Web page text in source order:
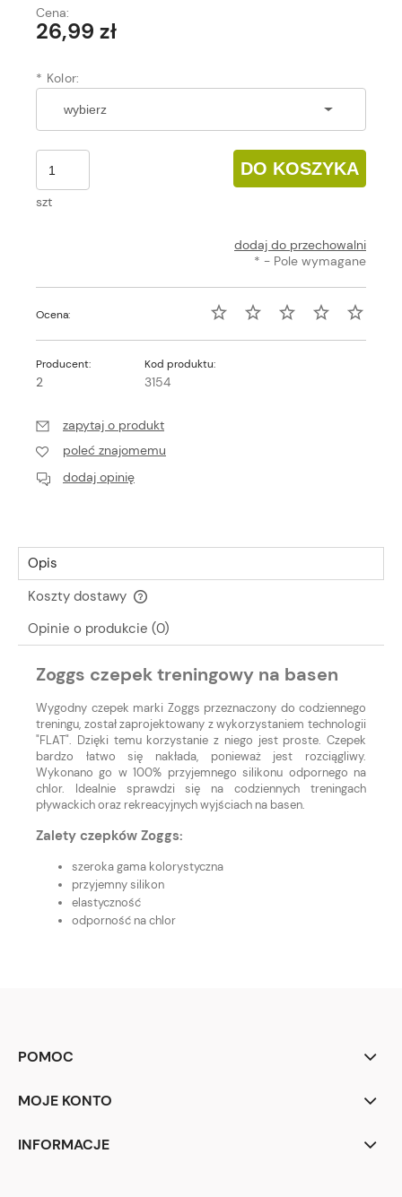
Cena:
26,99 zł
* Kolor:
szt
DO KOSZYKA
dodaj do przechowalni
* - Pole wymagane
Ocena:
Producent:
2
Kod produktu:
3154
zapytaj o produkt
poleć znajomemu
dodaj opinię
Opis
Koszty dostawy
Cena nie zawiera ewentualnych kosztów płatności
Opinie o produkcie (0)
Zoggs czepek treningowy na basen
Wygodny czepek marki Zoggs przeznaczony do codziennego
treningu, został zaprojektowany z wykorzystaniem technologii
"FLAT". Dzięki temu korzystanie z niego jest proste. Czepek
bardzo łatwo się nakłada, ponieważ jest rozciągliwy.
Wykonano go w 100% przyjemnego silikonu odpornego na
chlor. Idealnie sprawdzi się na codziennych treningach
pływackich oraz rekreacyjnych wyjściach na basen.
Zalety czepków Zoggs:
szeroka gama kolorystyczna
przyjemny silikon
elastyczność
odporność na chlor
POMOC
MOJE KONTO
INFORMACJE